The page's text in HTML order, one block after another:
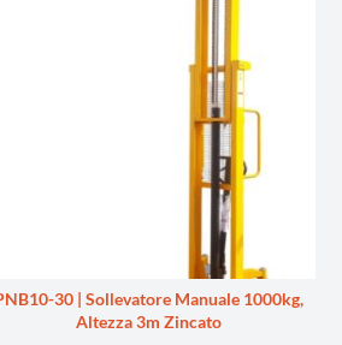
30 | Sollevatore Manuale 1000kg,
Altezza 3m Zincato